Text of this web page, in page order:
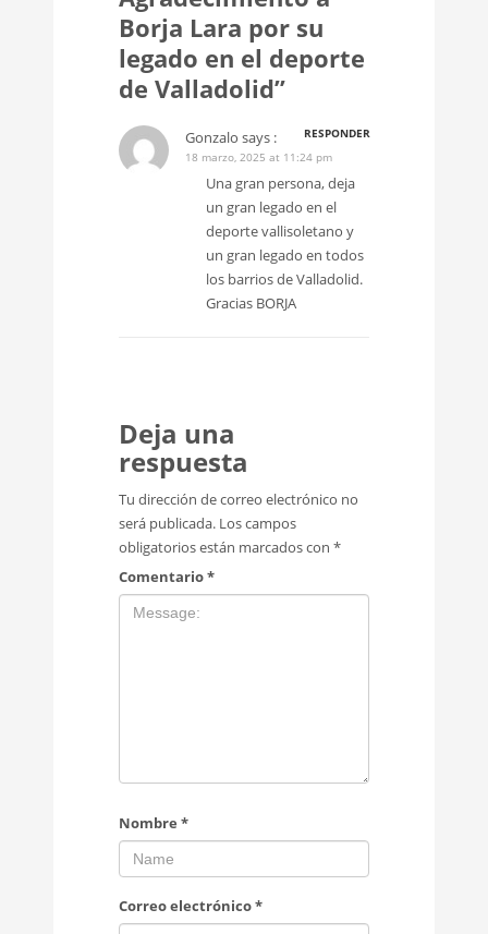
Borja Lara por su
legado en el deporte
de Valladolid”
Gonzalo says :
RESPONDER
18 marzo, 2025 at 11:24 pm
Una gran persona, deja
un gran legado en el
deporte vallisoletano y
un gran legado en todos
los barrios de Valladolid.
Gracias BORJA
Deja una
respuesta
Tu dirección de correo electrónico no
será publicada. Los campos
obligatorios están marcados con *
Comentario*
Nombre *
Correo electrónico*